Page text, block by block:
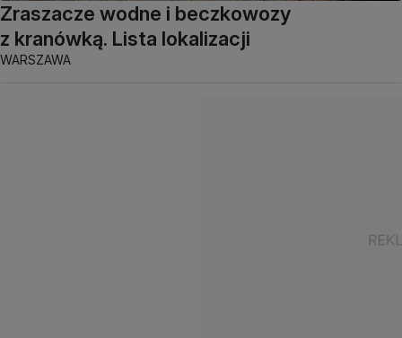
Zraszacze wodne i beczkowozy
z kranówką. Lista lokalizacji
WARSZAWA